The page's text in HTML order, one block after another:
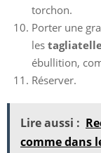
torchon.
Porter une
les
ébullition,
Réserver.
Lire aussi :
comme dans